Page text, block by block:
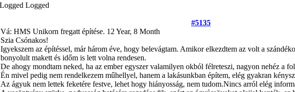
Logged
#5135
Vá: HMS Unikorn fregatt építése. 12 Year, 8 Month
Szia Csónakos!
Igyekszem az építéssel, már három éve, hogy belevágtam. Amikor elkezdtem az volt a
bonyolult makett és időm is lett volna rendesen.
De ahogy mondtam neked, ha az ember egyszer valamilyen okból félreteszi, nagyon nehéz a
Én mivel pedig nem rendelkezem műhellyel, hanem a lakásunkban építem, elég gyakran
Az ágyuk nem lettek feketére festve, lehet hogy hiányosság, nem tudom.Nincs arról elég